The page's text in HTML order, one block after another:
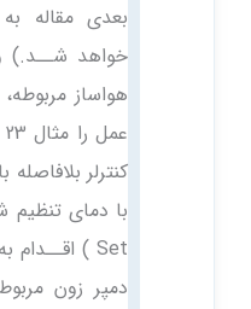
بعدی مقاله
خواهد شــد.)
هواساز
کنترلر
دمپر زون